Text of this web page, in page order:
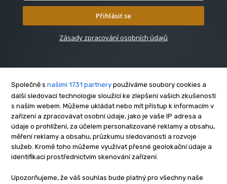
Přihlásit se
Zásady zpracování osobních údajů
O nás
Kontakt
Reklama
Zásady soukromí
Privacy policy
Cookies
Společně s našimi 1731 partnery používáme soubory cookies a
další sledovací technologie sloužící ke zlepšení vašich zkušeností
s naším webem. Můžeme ukládat nebo mít přístup k informacím v
zařízení a zpracovávat osobní údaje, jako je vaše IP adresa a
údaje o prohlížení, za účelem personalizované reklamy a obsahu,
měření reklamy a obsahu, průzkumu sledovanosti a rozvoje
služeb. Kromě toho můžeme využívat přesné geolokační údaje a
identifikaci prostřednictvím skenování zařízení.
Upozorňujeme, že váš souhlas bude platný pro všechny naše